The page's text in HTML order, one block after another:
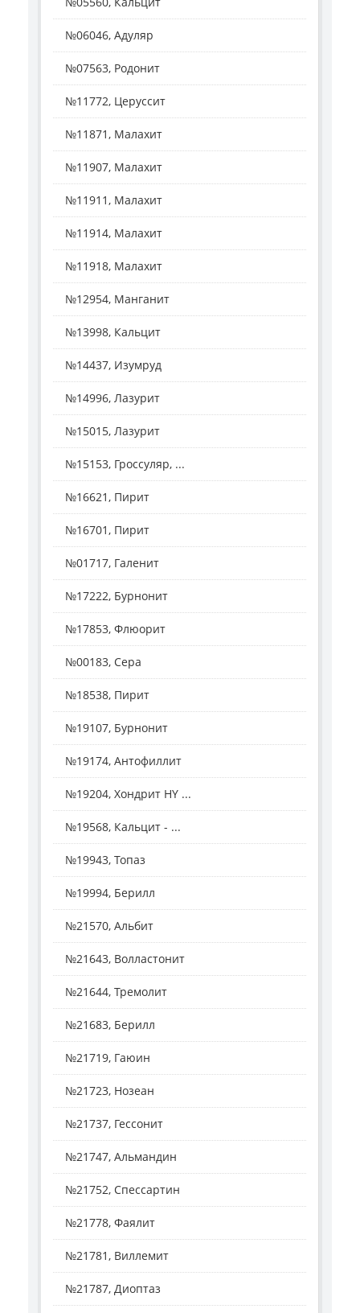
№06046, Адуляр
№07563, Родонит
№11772, Церуссит
№11871, Малахит
№11907, Малахит
№11911, Малахит
№11914, Малахит
№11918, Малахит
№12954, Манганит
№13998, Кальцит
№14437, Изумруд
№14996, Лазурит
№15015, Лазурит
№15153, Гроссуляр, ...
№16621, Пирит
№16701, Пирит
№01717, Галенит
№17222, Бурнонит
№17853, Флюорит
№00183, Сера
№18538, Пирит
№19107, Бурнонит
№19174, Антофиллит
№19204, Хондрит HY ...
№19568, Кальцит - ...
№19943, Топаз
№19994, Берилл
№21570, Альбит
№21643, Волластонит
№21644, Тремолит
№21683, Берилл
№21719, Гаюин
№21723, Нозеан
№21737, Гессонит
№21747, Альмандин
№21752, Спессартин
№21778, Фаялит
№21781, Виллемит
№21787, Диоптаз